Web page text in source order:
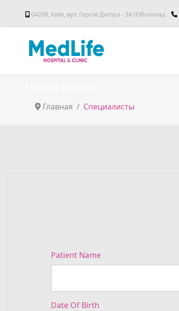
04209, Київ, вул. Героїв Дніпра - 3А (Оболонь).
Главная Специалисты
Patient Name
Date Of Birth